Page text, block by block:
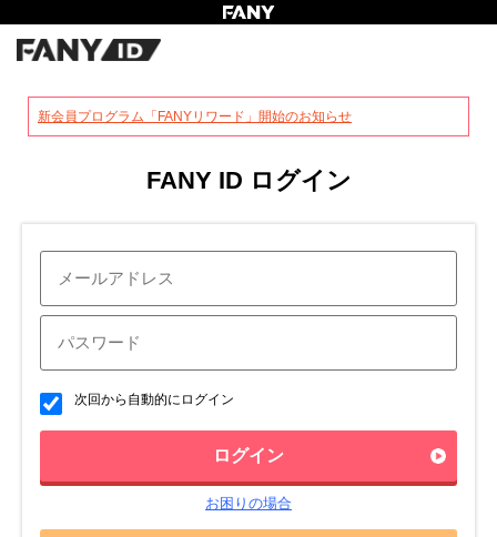
新会員プログラム「FANYリワード」開始のお知らせ
FANY ID ログイン
次回から自動的にログイン
ログイン
お困りの場合